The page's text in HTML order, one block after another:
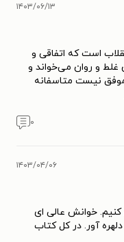
۱۴۰۳/۰۶/۱۳
است که اتفاقی و
غلط و روان می‌خواند و
نیست متاسفانه
۰
۱۴۰۳/۰۴/۰۶
خوانش عالی ای
آور. در کل کتاب